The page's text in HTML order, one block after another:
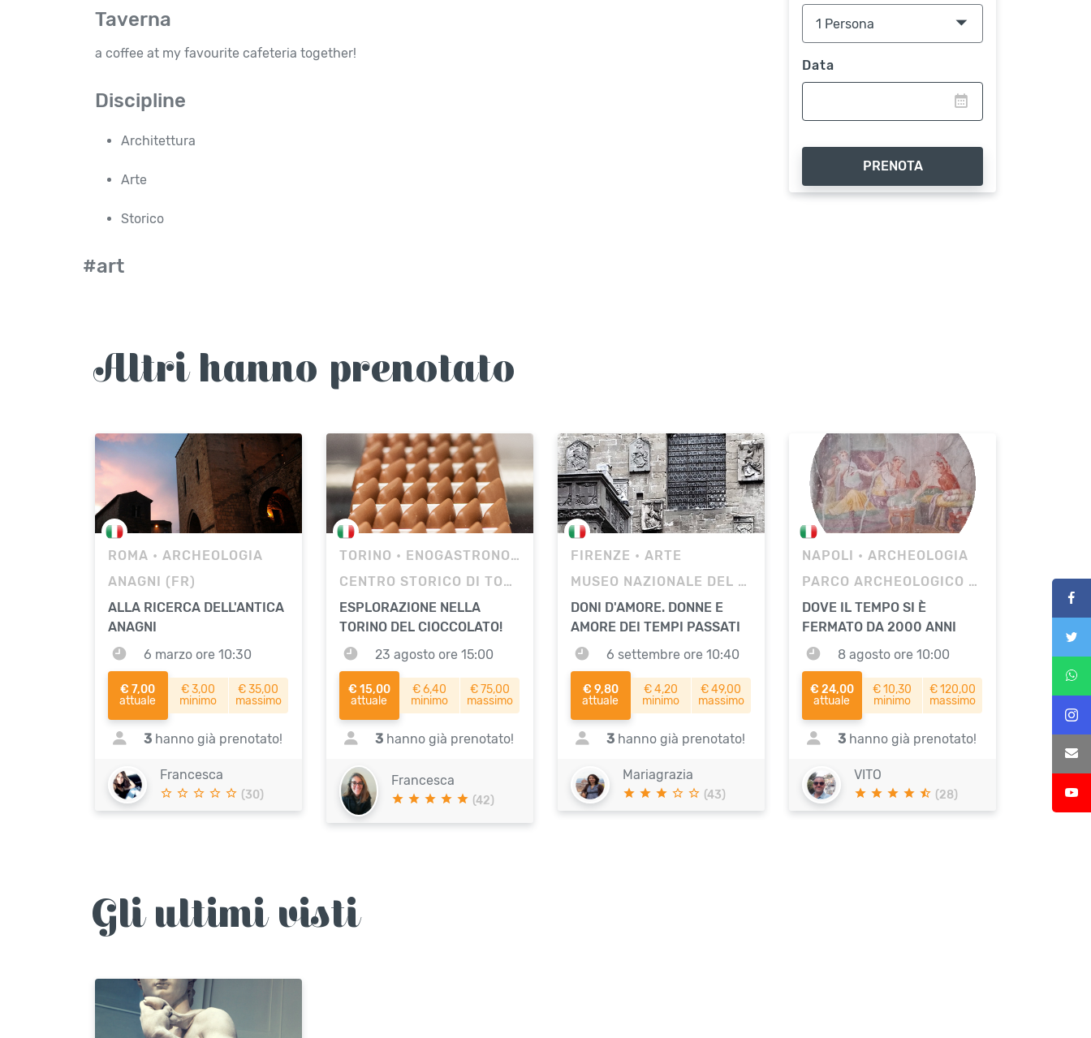
Taverna
a coffee at my favourite cafeteria together!
Discipline
Architettura
Arte
Storico
Data
PRENOTA
#art
Altri hanno prenotato
ROMA • ARCHEOLOGIA
ANAGNI (FR)
ALLA RICERCA DELL'ANTICA
ANAGNI
6 marzo ore 10:30
€ 7,00
attuale
€ 3,00
minimo
€ 35,00
massimo
3 hanno già prenotato!
Francesca
(30)
TORINO • ENOGASTRONOMICO
CENTRO STORICO DI TORINO
ESPLORAZIONE NELLA
TORINO DEL CIOCCOLATO!
23 agosto ore 15:00
€ 15,00
attuale
€ 6,40
minimo
€ 75,00
massimo
3 hanno già prenotato!
Francesca
(42)
FIRENZE • ARTE
MUSEO NAZIONALE DEL BARGELLO
DONI D'AMORE. DONNE E
AMORE DEI TEMPI PASSATI
6 settembre ore 10:40
€ 9,80
attuale
€ 4,20
minimo
€ 49,00
massimo
3 hanno già prenotato!
Mariagrazia
(43)
NAPOLI • ARCHEOLOGIA
PARCO ARCHEOLOGICO DI POMPEI
DOVE IL TEMPO SI È
FERMATO DA 2000 ANNI
8 agosto ore 10:00
€ 24,00
attuale
€ 10,30
minimo
€ 120,00
massimo
3 hanno già prenotato!
VITO
(28)
Gli ultimi visti